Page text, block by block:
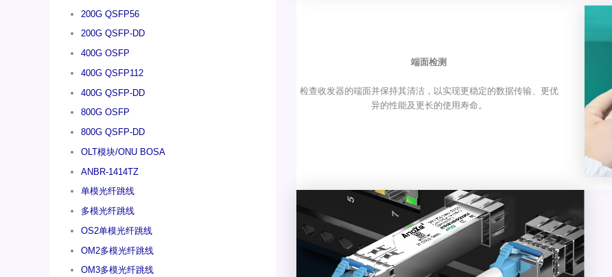
200G QSFP56
200G QSFP-DD
400G OSFP
400G QSFP112
400G QSFP-DD
800G OSFP
800G QSFP-DD
OLT模块/ONU BOSA
ANBR-1414TZ
单模光纤跳线
多模光纤跳线
OS2单模光纤跳线
OM2多模光纤跳线
OM3多模光纤跳线
端面检测
检查收发器的端面并保持其清洁，以实现更稳定的数据传输、更优
异的性能及更长的使用寿命。